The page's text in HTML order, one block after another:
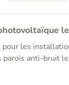
les
anti-bruit